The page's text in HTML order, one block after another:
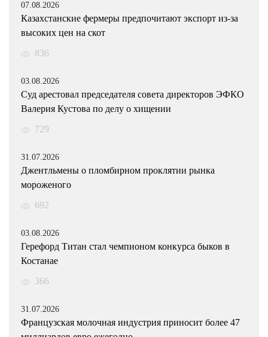
07.08.2026
Казахстанские фермеры предпочитают экспорт из-за
высоких цен на скот
836
03.08.2026
Суд арестовал председателя совета директоров ЭФКО
Валерия Кустова по делу о хищении
729
31.07.2026
Джентльмены о пломбирном проклятии рынка
мороженого
692
03.08.2026
Герефорд Титан стал чемпионом конкурса быков в
Костанае
366
31.07.2026
Французская молочная индустрия приносит более 47